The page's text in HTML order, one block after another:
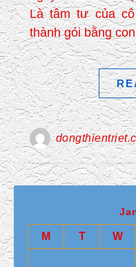
Là tâm tư của
thành gói bằng
M T W